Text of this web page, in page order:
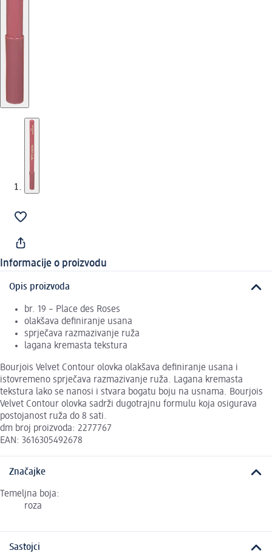
Informacije o proizvodu
Opis proizvoda
br. 19 – Place des Roses
olakšava definiranje usana
sprječava razmazivanje ruža
lagana kremasta tekstura
Bourjois Velvet Contour olovka olakšava definiranje usana i
istovremeno sprječava razmazivanje ruža. Lagana kremasta
tekstura lako se nanosi i stvara bogatu boju na usnama. Bourjois
Velvet Contour olovka sadrži dugotrajnu formulu koja osigurava
postojanost ruža do 8 sati.
dm broj proizvoda: 2277767
EAN: 3616305492678
Značajke
Temeljna boja:
roza
Sastojci